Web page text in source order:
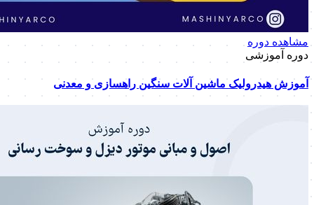
مشاهده دوره
دوره آموزشی
آموزش هیدرولیک ماشین آلات سنگین راهسازی و معدنی